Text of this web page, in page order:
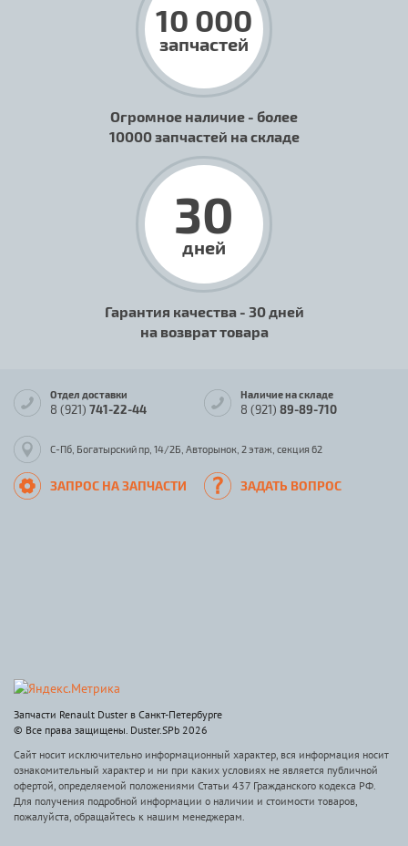
10 000
запчастей
Огромное наличие - более
10000 запчастей на складе
30
дней
Гарантия качества - 30 дней
на возврат товара
Отдел доставки
8 (921) 741-22-44
Наличие на складе
8 (921) 89-89-710
С-Пб, Богатырский пр, 14/2Б, Авторынок, 2 этаж, секция 62
ЗАПРОС НА ЗАПЧАСТИ ЗАДАТЬ ВОПРОС
Запчасти Renault Duster в Санкт-Петербурге
© Все права защищены. Duster.SPb 2026
Сайт носит исключительно информационный характер, вся информация носит
ознакомительный характер и ни при каких условиях не является публичной
офертой, определяемой положениями Статьи 437 Гражданского кодекса РФ.
Для получения подробной информации о наличии и стоимости товаров,
пожалуйста, обращайтесь к нашим менеджерам.